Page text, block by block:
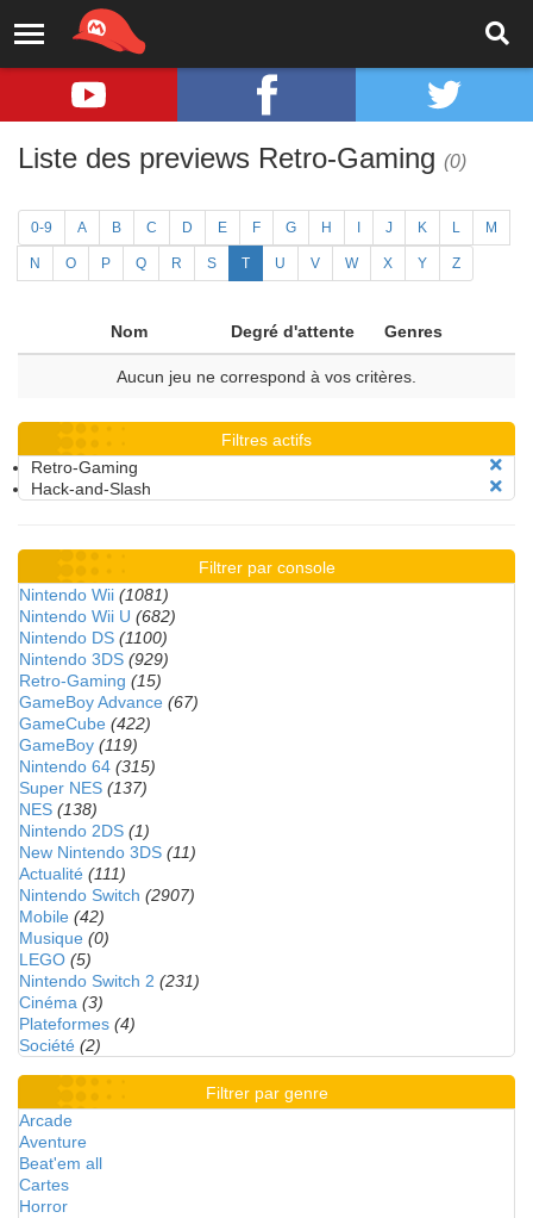
Liste des previews Retro-Gaming (0)
0-9 A B C D E F G H J K L M
N O P Q R S T U V W X Y Z
Nom Degré d'attente Genres
Aucun jeu ne correspond à vos critères.
Filtres actifs
Retro-Gaming
Hack-and-Slash
Filtrer par console
Nintendo Wii (1081)
Nintendo Wii U (682)
Nintendo DS (1100)
Nintendo 3DS (929)
Retro-Gaming (15)
GameBoy Advance (67)
GameCube (422)
GameBoy (119)
Nintendo 64 (315)
Super NES (137)
NES (138)
Nintendo 2DS (1)
New Nintendo 3DS (11)
Actualité (111)
Nintendo Switch (2907)
Mobile (42)
Musique (0)
LEGO (5)
Nintendo Switch 2 (231)
Cinéma (3)
Plateformes (4)
Société (2)
Filtrer par genre
Arcade
Aventure
Beat'em all
Cartes
Horror